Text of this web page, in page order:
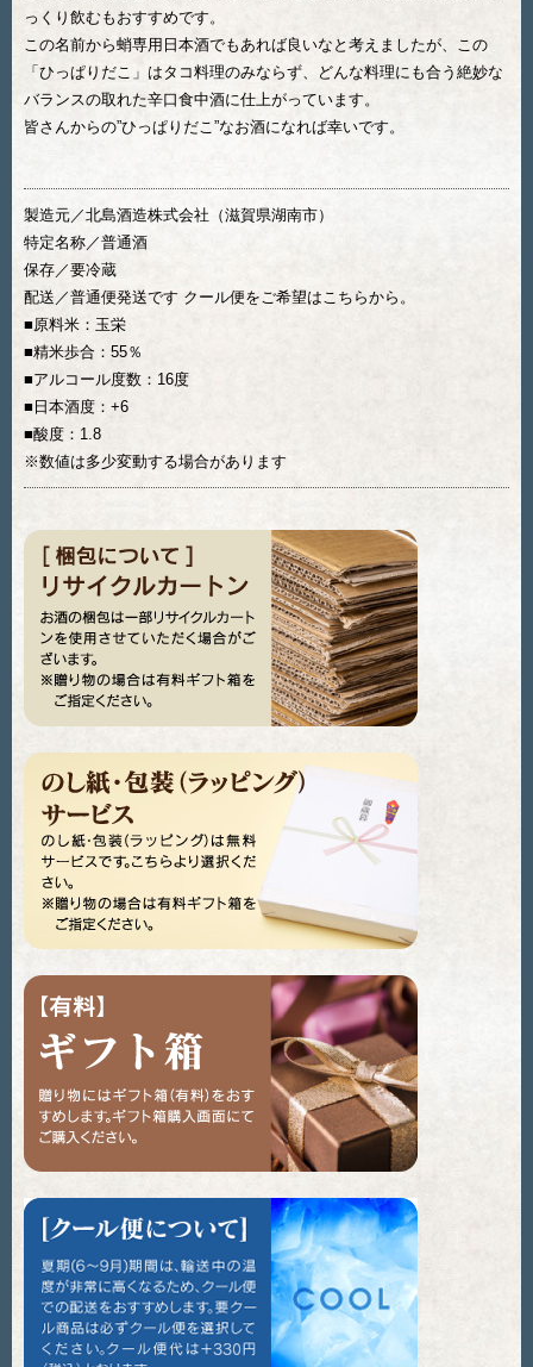
っくり飲むもおすすめです。
この名前から蛸専用日本酒でもあれば良いなと考えましたが、この
「ひっぱりだこ」はタコ料理のみならず、どんな料理にも合う絶妙な
バランスの取れた辛口食中酒に仕上がっています。
皆さんからの”ひっぱりだこ”なお酒になれば幸いです。
製造元／北島酒造株式会社（滋賀県湖南市）
特定名称／普通酒
保存／要冷蔵
配送／普通便発送です クール便をご希望はこちらから。
■原料米：玉栄
■精米歩合：55％
■アルコール度数：16度
■日本酒度：+6
■酸度：1.8
※数値は多少変動する場合があります